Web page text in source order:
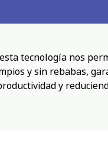
tecnología nos
y sin rebabas,
y